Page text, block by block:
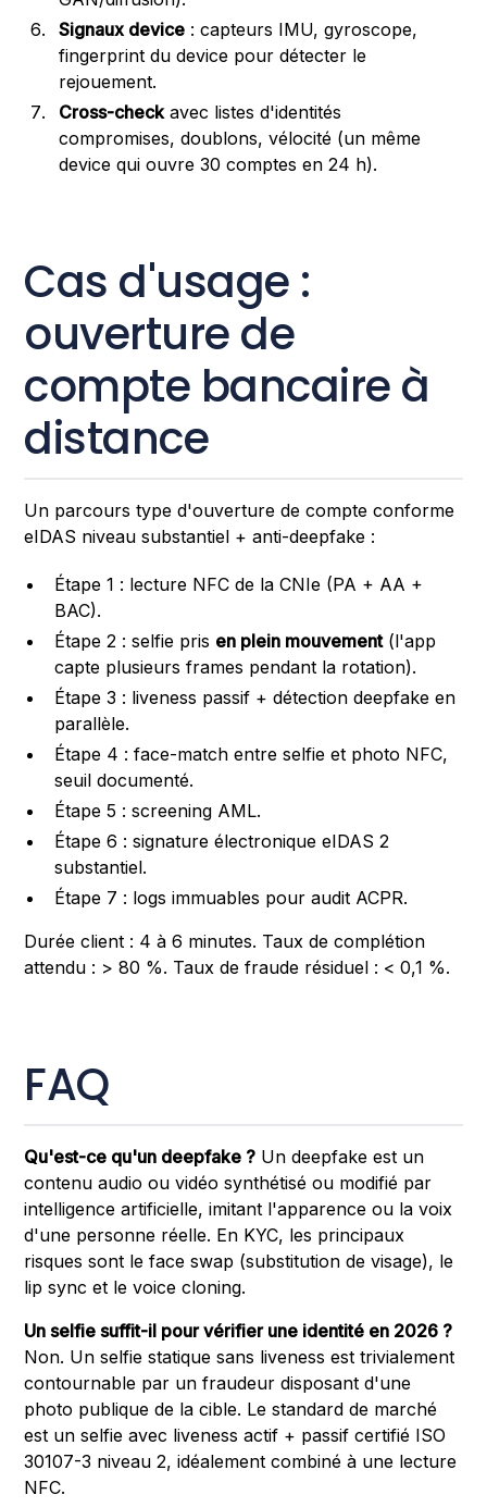
Signaux device : capteurs IMU, gyroscope,
fingerprint du device pour détecter le
rejouement.
Cross-checkavec listes d'identités
compromises, doublons, vélocité (un même
device qui ouvre 30 comptes en 24 h).
Cas d'usage :
ouverture de
compte bancaire à
distance
Un parcours type d'ouverture de compte conforme
eIDAS niveau substantiel + anti-deepfake :
Étape 1 : lecture NFC de la CNIe (PA + AA +
BAC).
Étape 2 : selfie pris en plein mouvement(l'app
capte plusieurs frames pendant la rotation).
Étape 3 : liveness passif + détection deepfake en
parallèle.
Étape 4 : face-match entre selfie et photo NFC,
seuil documenté.
Étape 5 : screening AML.
Étape 6 : signature électronique eIDAS 2
substantiel.
Étape 7 : logs immuables pour audit ACPR.
Durée client : 4 à 6 minutes. Taux de complétion
attendu : > 80 %. Taux de fraude résiduel : < 0,1 %.
FAQ
Qu'est-ce qu'un deepfake ? Un deepfake est un
contenu audio ou vidéo synthétisé ou modifié par
intelligence artificielle, imitant l'apparence ou la voix
d'une personne réelle. En KYC, les principaux
risques sont le face swap (substitution de visage), le
lip sync et le voice cloning.
Un selfie suffit-il pour vérifier une identité en 2026 ?
Non. Un selfie statique sans liveness est trivialement
contournable par un fraudeur disposant d'une
photo publique de la cible. Le standard de marché
est un selfie avec liveness actif + passif certifié ISO
30107-3 niveau 2, idéalement combiné à une lecture
NFC.